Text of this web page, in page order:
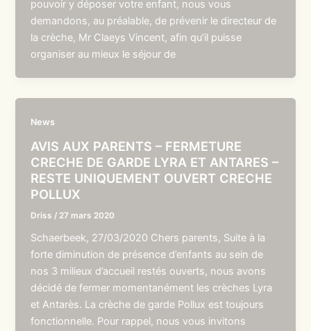
pouvoir y déposer votre enfant, nous vous
demandons, au préalable, de prévenir le directeur de
la crèche, Mr Claeys Vincent, afin qu’il puisse
organiser au mieux le séjour de
News
AVIS AUX PARENTS – FERMETURE
CRECHE DE GARDE LYRA ET ANTARES –
RESTE UNIQUEMENT OUVERT CRECHE
POLLUX
Driss / 27 mars 2020
Schaerbeek, 27/03/2020 Chers parents, Suite à la
forte diminution de présence d’enfants au sein de
nos 3 milieux d’accueil restés ouverts, nous avons
décidé de fermer momentanément les crèches Lyra
et Antarès. La crèche de garde Pollux est toujours
fonctionnelle. Pour rappel, nous vous invitons